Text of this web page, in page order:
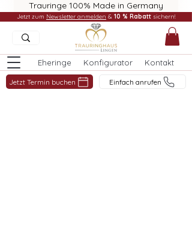
Trauringe 100% Made in Germany
Eheringe Konfigurator Kontakt
Jetzt Termin buchen Einfach anrufen
Jetzt zum Newsletter anmelden & 10 % Rabatt sichern!